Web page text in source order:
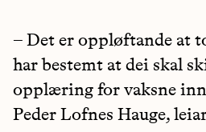
– Det er oppløftande at
har bestemt at dei skal
opplæring for vaksne
Peder Lofnes Hauge,